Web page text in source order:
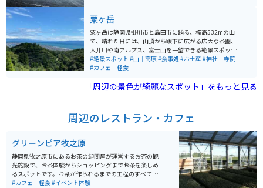
です。バイクでのアクセスや駐車場も整っており、ツー
リングの休憩スポットとしても人気。周辺には新鮮な海
産物を味わえる飲食店もあり、四季折々の自然とともに
ゆったり過ごせる場所です。
粟ヶ岳
粟ヶ岳は静岡県掛川市と島田市に跨る、標高532mの山
で、晴れた日には、山頂から眼下に広がる広大な茶園、
大井川や南アルプス、富士山を一望できる絶景スポット
です。また、約500本の桜が咲き誇る名所としても知ら
れ、春には多くの花見客で賑わいます。阿波々神社が山
有名です。頂上にはカフェもあり、景色を見ながらお茶
#絶景スポット #山｜高原#食事処 #お土産#神社｜寺院
#カフェ｜軽食
「周辺の景色が綺麗なスポット」をもっと見る
周辺のレストラン・カフェ
グリーンピア牧之原
静岡県牧之原市にあるお茶の卸問屋が運営するお茶の観
光施設で、お茶体験からショッピングまでお茶を楽しめ
るスポットです。お茶が作られるまでの工程のすべてを
一つの建物の中で見学でき、グルメから体験まで幅広く
#カフェ｜軽食#イベント体験